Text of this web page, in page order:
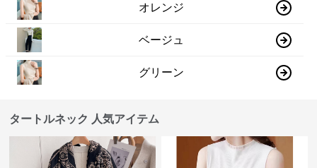
オレンジ
ベージュ
グリーン
タートルネック 人気アイテム